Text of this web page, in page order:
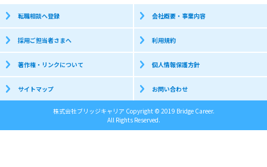
転職相談へ登録 会社概要・事業内容
採用ご担当者さまへ 利用規約
著作権・リンクについて 個人情報保護方針
サイトマップ お問い合わせ
株式会社ブリッジキャリア Copyright © 2019 Bridge Career.
All Rights Reserved.